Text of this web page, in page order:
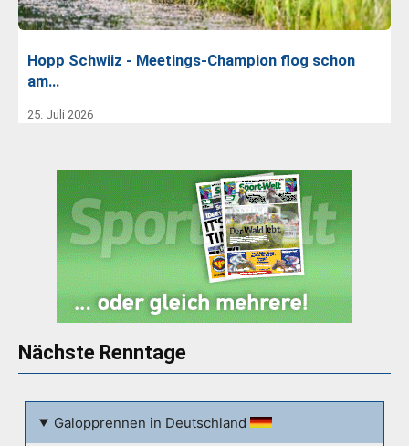
Hopp Schwiiz - Meetings-Champion flog schon
am…
25. Juli 2026
Nächste Renntage
Galopprennen in Deutschland